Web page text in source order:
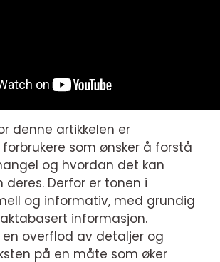
denne artikkelen er
som ønsker å forstå
og hvordan det kan
deres. Derfor er tonen i
og informativ, med grundig
informasjon.
overflod av detaljer og
på en måte som øker